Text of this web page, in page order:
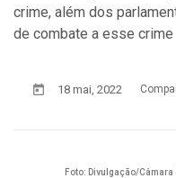
crime, além dos
de combate a esse crime
18 mai, 2022
Foto: Divulgação/